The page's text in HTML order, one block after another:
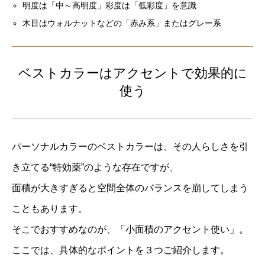
明度は「中～高明度」彩度は「低彩度」を意識
木目はウォルナットなどの「赤み系」またはグレー系
ベストカラーはアクセントで効果的に
使う
パーソナルカラーのベストカラーは、その人らしさを引
き立てる“特効薬”のような存在ですが、
面積が大きすぎると空間全体のバランスを崩してしまう
こともあります。
そこでおすすめなのが、「小面積のアクセント使い」。
ここでは、具体的なポイントを３つご紹介します。